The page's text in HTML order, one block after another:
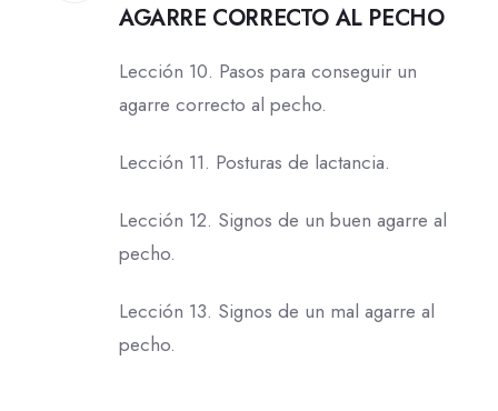
AGARRE CORRECTO AL PECHO
Lección 10. Pasos para conseguir un
agarre correcto al pecho.
Lección 11. Posturas de lactancia.
Lección 12. Signos de un buen agarre al
pecho.
Lección 13. Signos de un mal agarre al
pecho.